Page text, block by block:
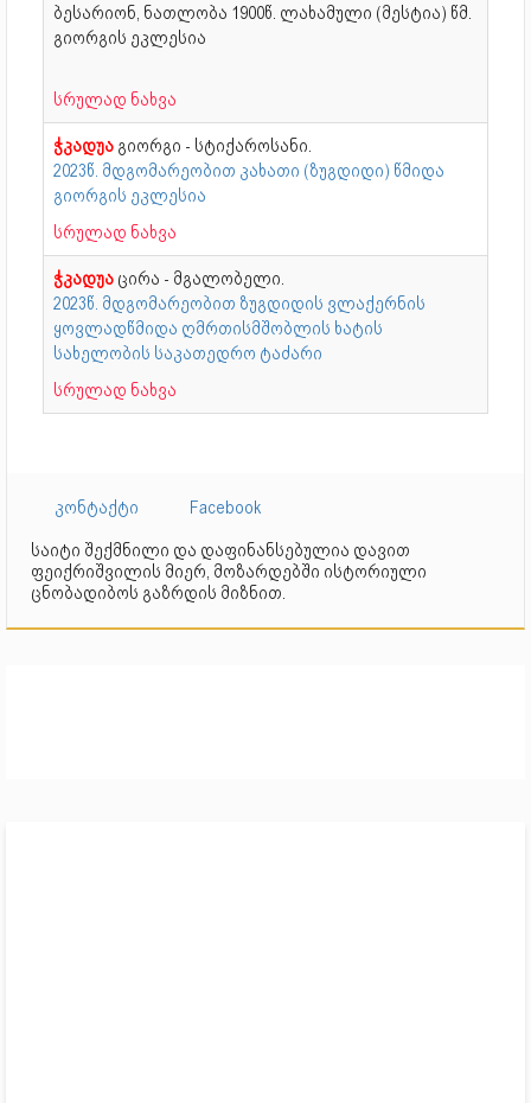
ბესარიონ, ნათლობა 1900წ. ლახამული (მესტია) წმ.
გიორგის ეკლესია
სრულად ნახვა
ჭკადუა გიორგი - სტიქაროსანი.
2023წ. მდგომარეობით კახათი (ზუგდიდი) წმიდა
გიორგის ეკლესია
სრულად ნახვა
ჭკადუა ცირა - მგალობელი.
2023წ. მდგომარეობით ზუგდიდის ვლაქერნის
ყოვლადწმიდა ღმრთისმშობლის ხატის
სახელობის საკათედრო ტაძარი
სრულად ნახვა
კონტაქტი
Facebook
საიტი შექმნილი და დაფინანსებულია დავით
ფეიქრიშვილის მიერ, მოზარდებში ისტორიული
ცნობადიბოს გაზრდის მიზნით.